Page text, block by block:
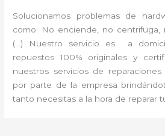
Solucionamos problemas de
como: No enciende, no centrifuga,
(…) Nuestro servicio es a
repuestos 100% originales y
nuestros servicios de
por parte de la empresa
tanto necesitas a la hora de reparar